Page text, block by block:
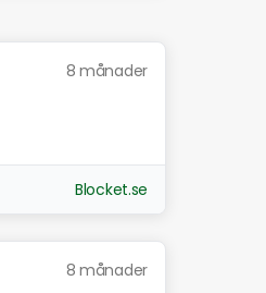
8 månader
Blocket.se
8 månader